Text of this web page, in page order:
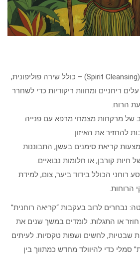
גירוש רוחות רעות (Spirit Cleansing) – כולל שירה פוליפונית,
ריחניים ומחוות ריקודיות כדי לשחרר
הרוח.
של מרקחות מצמחי מרפא עם פנייה
להחזיר את האיזון.
קריאת סימנים בעשן, התבוננות
חיות קורבן, או חלומות נבואיים.
רוחני הכולל בידוד ביער, צום, למידת
הרוחות.
נבחרים לרוב בעקבות “קריאה רוחנית”
או התגלות. לומדים במשך שנים את
שבטיות, לחשים ושפות טקסיות. לעיתים
סמלי כדי להיוולד מחדש כמתווך בין